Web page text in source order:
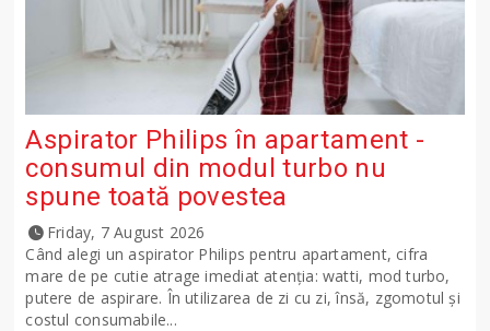
Aspirator Philips în apartament -
consumul din modul turbo nu
spune toată povestea
Friday, 7 August 2026
Când alegi un aspirator Philips pentru apartament, cifra
mare de pe cutie atrage imediat atenția: watti, mod turbo,
putere de aspirare. În utilizarea de zi cu zi, însă, zgomotul și
costul consumabile...